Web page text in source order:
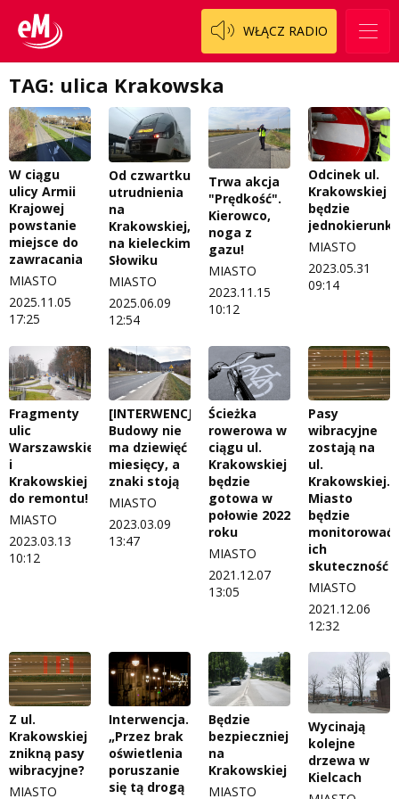
WŁĄCZ RADIO
Pacjent, którego nie zapomnę
Pasjonaci
Piąta strona świata
Prawdę mówiąc
Słowo Dnia
Tak wierzę
Weekend z blondynką
W starych Kielcach
Wszystko w temacie
Logo do pobrania
Regulamin konkursów
Regulamin przesyłania materiałów
Regulamin sklepu internetowego
Regulamin darowizn
Regulamin konkursu Zwierzak naszej klasy
Polityka prywatności
ZNAJDZIESZ NAS TAKŻE NA
TAG: ulica Krakowska
W ciągu
ulicy Armii
Krajowej
powstanie
miejsce do
zawracania
MIASTO
2025.11.05
17:25
Od czwartku
utrudnienia
na
Krakowskiej,
na kieleckim
Słowiku
MIASTO
2025.06.09
12:54
Trwa akcja
"Prędkość".
Kierowco,
noga z
gazu!
MIASTO
2023.11.15
10:12
Odcinek ul.
Krakowskiej
będzie
MIASTO
2023.05.31
09:14
Fragmenty
ulic
Warszawskiej
i
Krakowskiej
do remontu!
MIASTO
2023.03.13
10:12
[INTERWENCJA]
Budowy nie
ma dziewięć
miesięcy, a
znaki stoją
MIASTO
2023.03.09
13:47
Ścieżka
rowerowa w
ciągu ul.
Krakowskiej
będzie
gotowa w
połowie 2022
roku
MIASTO
2021.12.07
13:05
Pasy
wibracyjne
zostają na
ul.
Krakowskiej.
Miasto
będzie
monitorować
ich
skuteczność
MIASTO
2021.12.06
12:32
Z ul.
Krakowskiej
znikną pasy
wibracyjne?
MIASTO
Interwencja.
„Przez brak
oświetlenia
poruszanie
się tą drogą
Będzie
bezpieczniej
na
Krakowskiej
MIASTO
Wycinają
kolejne
drzewa w
Kielcach